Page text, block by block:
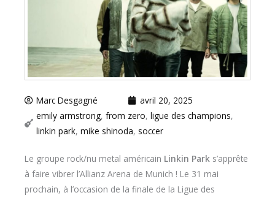
Marc Desgagné
avril 20, 2025
emily armstrong, from zero, ligue des champions,
linkin park, mike shinoda, soccer
Le groupe rock/nu metal américain Linkin Park s’apprête
à faire vibrer l’Allianz Arena de Munich ! Le 31 mai
prochain, à l’occasion de la finale de la Ligue des